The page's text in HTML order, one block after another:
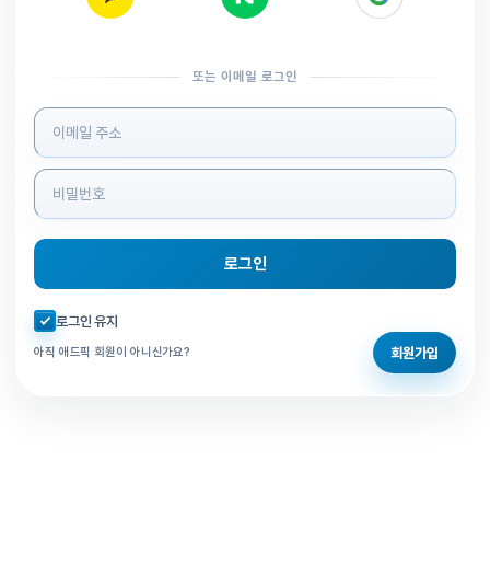
또는 이메일 로그인
로그인 정보 입력
로그인
자동로그인 체크
로그인 유지
아직 애드픽 회원이 아니신가요? 회원가입